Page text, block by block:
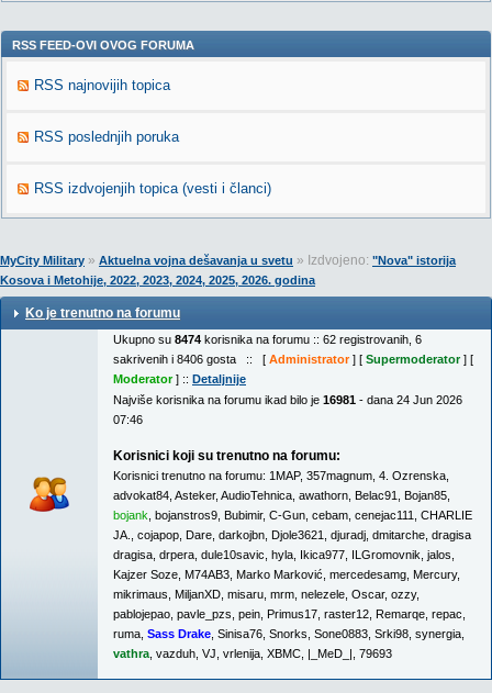
RSS FEED-OVI OVOG FORUMA
RSS najnovijih topica
RSS poslednjih poruka
RSS izdvojenjih topica (vesti i članci)
MyCity Military » Aktuelna vojna dešavanja u svetu » Izdvojeno: "Nova" istorija
Kosova i Metohije, 2022, 2023, 2024, 2025, 2026. godina
Ko je trenutno na forumu
Ukupno su 8474 korisnika na forumu :: 62 registrovanih, 6
sakrivenih i 8406 gosta :: [ Administrator] [ Supermoderator] [
Moderator] :: Detaljnije
Najviše korisnika na forumu ikad bilo je 16981 - dana 24 Jun 2026
07:46
Korisnici koji su trenutno na forumu:
Korisnici trenutno na forumu: 1MAP, 357magnum 4. Ozrenska
advokat84 Asteker, AudioTehnica awathorn Belac91 Bojan85
bojank bojanstros9 Bubimir, C-Gun cebam cenejac111
CHARLIE
JA.
cojapop Dare darkojbn Djole3621 djuradj dmitarche dragisa
dragisa drpera dule10savic hyla Ikica977 ILGromovnik jalos
Kajzer Soze M74AB3 Marko Marković mercedesamg Mercury,
mikrimaus MiljanXD misaru mrm nelezele Oscar, ozzy,
pablojepao pavle_pzs pein Primus17 raster12 Remarqe repac
ruma Sass Drake Sinisa76 Snorks Sone0883 Srki98 synergia
vathra vazduh VJ vrlenija XBMC |_MeD_| 79693